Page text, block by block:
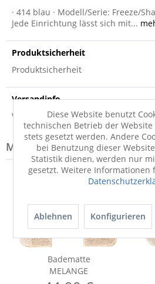
· 414 blau · Modell/Serie: Freeze/
Jede Einrichtung lässt sich mit...
Produktsicherheit
Produktsicherheit
Versandinfo
Weitere Informationen zum
Modell-Familie: MELANGE
Badematte
MELANGE
Diese Website benutzt
technischen Betrieb der
stets gesetzt werden. Andere
bei Benutzung dieser
Statistik dienen, werden nur
gesetzt. Weitere Informationen
Ablehnen Konfigurieren